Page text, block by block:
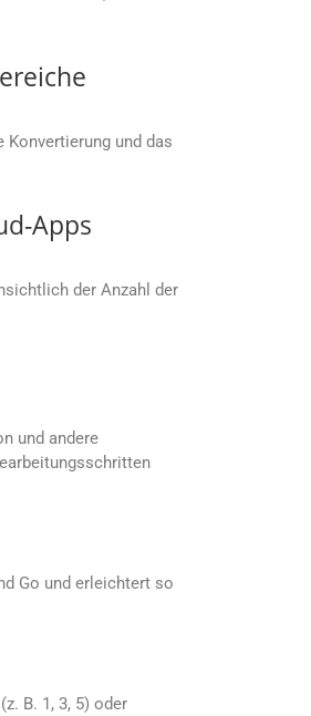
und das
Apps
der Anzahl der
und andere
Go und erleichtert so
B. 1, 3, 5) oder